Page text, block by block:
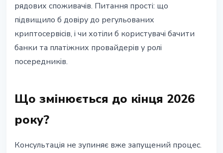
рядових споживачів. Питання прості: що
підвищило б довіру до регульованих
криптосервісів, і чи хотіли б користувачі бачити
банки та платіжних провайдерів у ролі
посередників.
Що змінюється до кінця 2026
року?
Консультація не зупиняє вже запущений процес.